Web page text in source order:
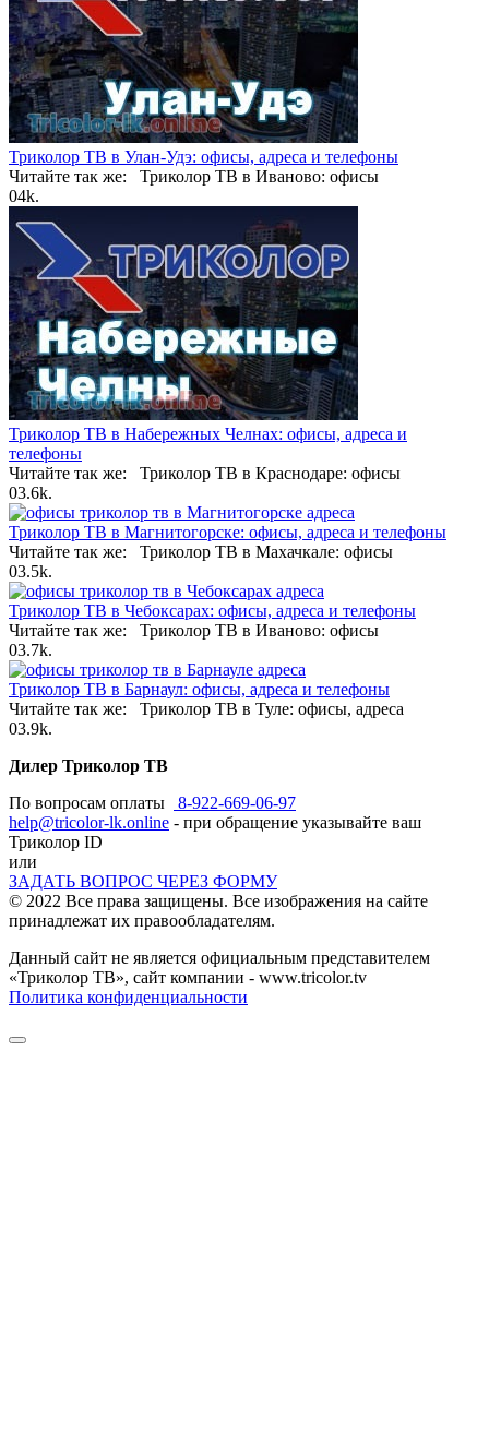
Триколор ТВ в Улан-Удэ: офисы, адреса и телефоны
Читайте так же: Триколор ТВ в Иваново: офисы
04k.
Триколор ТВ в Набережных Челнах: офисы, адреса и
телефоны
Читайте так же: Триколор ТВ в Краснодаре: офисы
03.6k.
Триколор ТВ в Магнитогорске: офисы, адреса и телефоны
Читайте так же: Триколор ТВ в Махачкале: офисы
03.5k.
Триколор ТВ в Чебоксарах: офисы, адреса и телефоны
Читайте так же: Триколор ТВ в Иваново: офисы
03.7k.
Триколор ТВ в Барнаул: офисы, адреса и телефоны
Читайте так же: Триколор ТВ в Туле: офисы, адреса
03.9k.
Дилер Триколор ТВ
По вопросам оплаты
8-922-669-06-97
help@tricolor-lk.online - при обращение указывайте ваш
Триколор ID
или
ЗАДАТЬ ВОПРОС ЧЕРЕЗ ФОРМУ
© 2022 Все права защищены. Все изображения на сайте
принадлежат их правообладателям.
Данный сайт не является официальным представителем
«Триколор ТВ», сайт компании - www.tricolor.tv
Политика конфиденциальности